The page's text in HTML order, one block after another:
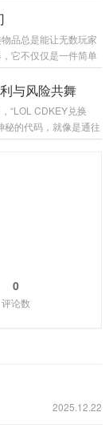
。 御龙在天饰品不仅
从最初级的简单饰品
的心血与努力，当玩
供一些微不足道的属
魅力的...
品总是能让无数玩家
它不仅仅是一件简单
象征,是实力的具象化
醒而出现，当玩家历
锁二次觉醒的那一
戏的迷雾中逐渐露出
一个全新的境界,拥有
觉...
与风险共舞
“LOL CDKEY兑换
秘的代码，就像是通往
追寻和探索。 CDKE
从而获得各种游戏内
的英雄皮肤、珍贵的
尽有，对于玩家而
份意外之喜，能让他们
0
评论数
2025.12.22